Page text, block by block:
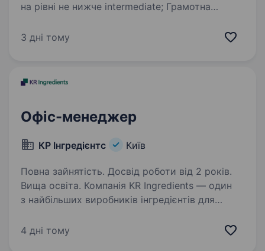
на рівні не нижче intermediate; Грамотна
користувач ПК, MS Office, EXCEL offline/online;
3 дні тому
Офіс-менеджер
КР Інгредієнтс Київ
Повна зайнятість. Досвід роботи від 2 років.
Вища освіта. Компанія KR Ingredients — один
з найбільших виробників інгредієнтів для
спеціалізується на виробництві смако-
4 дні тому